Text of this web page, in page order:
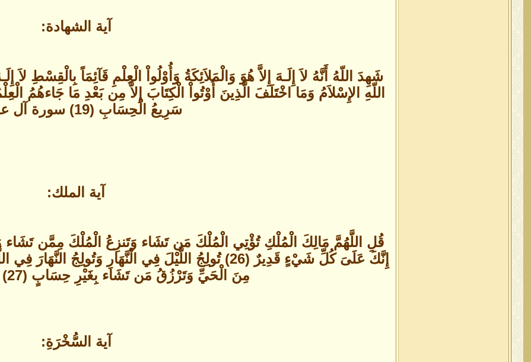
آية الشهادة:
اللّهِ الإِسْلاَمُ وَمَا اخْتَلَفَ الَّذِينَ أُوْتُواْ الْكِتَابَ إِلاَّ مِن بَعْدِ مَا جَاءهُمُ
سَرِيعُ الْحِسَابِ (19) سورة آل عمران
آية الملك:
قُلِ اللَّهُمَّ مَالِكَ الْمُلْكِ تُؤْتِي الْمُلْكَ مَن تَشَاء وَتَنزِعُ الْمُلْكَ مِمَّن
إِنَّكَ عَلَىَ كُلِّ شَيْءٍ قَدِيرٌ (26) تُولِجُ اللَّيْلَ فِي الْنَّهَارِ وَتُولِجُ النَّهَارَ فِي اللَّيْلِ وَتُخْرِجُ الْحَيَّ مِنَ الْمَيِّتِ وَتُخْرِجُ الَمَيَّتَ
مِنَ الْحَيِّ وَتَرْزُقُ مَن تَشَاء بِغَيْرِ حِسَابٍ (27) سورة آل عمران
آية السُّخْرَةِ: